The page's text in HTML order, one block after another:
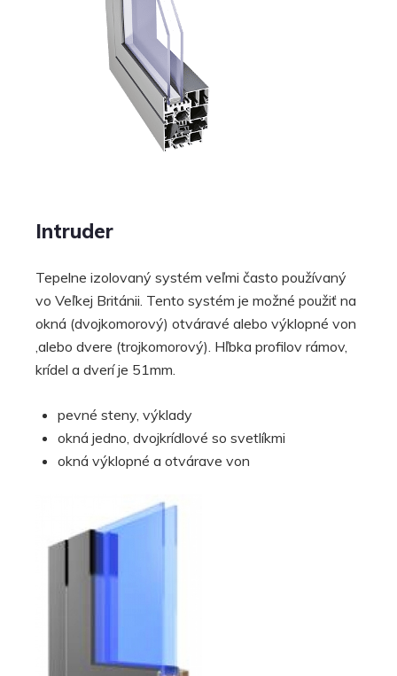
Intruder
Tepelne izolovaný systém veľmi často používaný
vo Veľkej Británii. Tento systém je možné použiť na
okná (dvojkomorový) otváravé alebo výklopné von
,alebo dvere (trojkomorový). Hľbka profilov rámov,
krídel a dverí je 51mm.
pevné steny, výklady
okná jedno, dvojkrídlové so svetlíkmi
okná výklopné a otvárave von